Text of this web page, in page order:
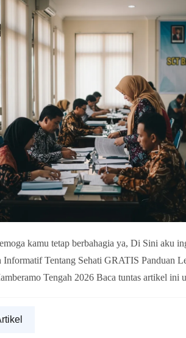
kamu tetap berbahagia ya, Di Sini aku
Informatif Tentang Sehati GRATIS Panduan
Tengah 2026 Baca tuntas artikel ini